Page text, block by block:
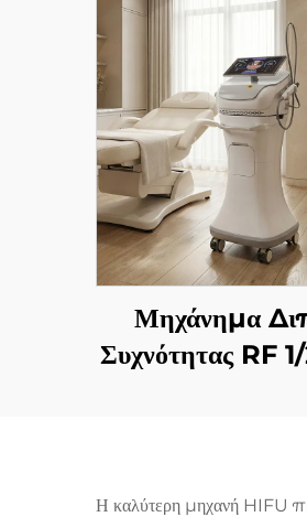
Μηχάνημα
Συχνότητας RF
Η καλύτερη μηχανή HIFU